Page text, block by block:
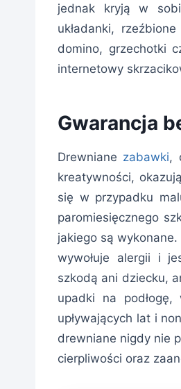
jednak kryją w
układanki,
domino, grzechotki
internetowy
Gwarancja
Drewniane zabawki,
kreatywności,
się w przypadku
paromiesięcznego
jakiego są
wywołuje alergii i
szkodą ani dziecku,
upadki na
upływających lat i
drewniane nigdy nie
cierpliwości oraz